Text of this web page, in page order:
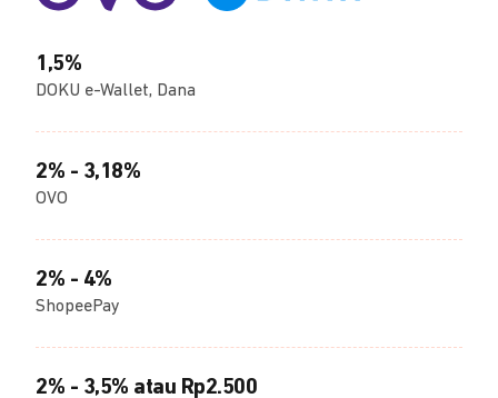
1,5%
DOKU e-Wallet, Dana
2% - 3,18%
OVO
2% - 4%
ShopeePay
2% - 3,5% atau Rp2.500